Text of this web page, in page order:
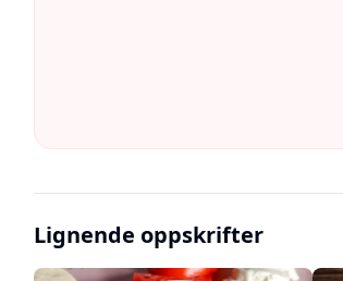
Lignende oppskrifter